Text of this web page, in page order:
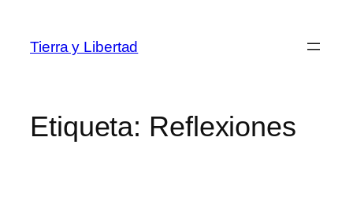
contenido
Tierra y Libertad
Etiqueta: Reflexiones